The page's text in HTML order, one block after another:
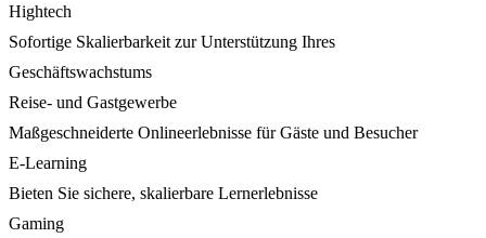
Hightech
Sofortige Skalierbarkeit zur Unterstützung Ihres
Geschäftswachstums
Reise- und Gastgewerbe
Maßgeschneiderte Onlineerlebnisse für Gäste und Besucher
E-Learning
Bieten Sie sichere, skalierbare Lernerlebnisse
Gaming